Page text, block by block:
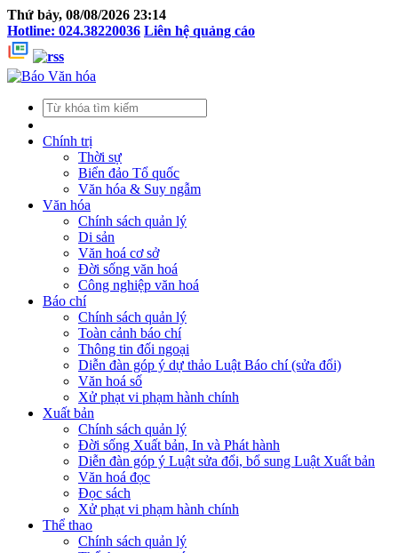
Thứ bảy, 08/08/2026 23:14
Hotline: 024.38220036 Liên hệ quảng cáo
Chính trị
Thời sự
Biển đảo Tổ quốc
Văn hóa & Suy ngẫm
Văn hóa
Chính sách quản lý
Di sản
Văn hoá cơ sở
Đời sống văn hoá
Công nghiệp văn hoá
Báo chí
Chính sách quản lý
Toàn cảnh báo chí
Thông tin đối ngoại
Diễn đàn góp ý dự thảo Luật Báo chí (sửa đổi)
Văn hoá số
Xử phạt vi phạm hành chính
Xuất bản
Chính sách quản lý
Đời sống Xuất bản, In và Phát hành
Diễn đàn góp ý Luật sửa đổi, bổ sung Luật Xuất bản
Văn hoá đọc
Đọc sách
Xử phạt vi phạm hành chính
Thể thao
Chính sách quản lý